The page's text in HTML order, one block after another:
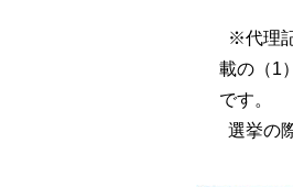
※代理
載の（1
です。
選挙の